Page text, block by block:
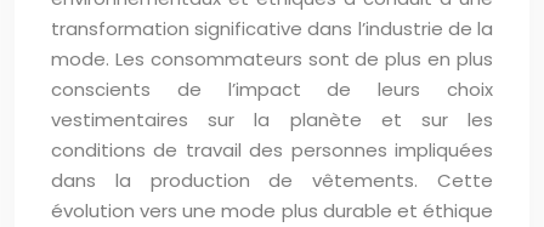
transformation significative dans l’industrie de la
mode. Les consommateurs sont de plus en plus
conscients de l’impact de leurs choix
vestimentaires sur la planète et sur les
conditions de travail des personnes impliquées
dans la production de vêtements. Cette
évolution vers une mode plus durable et éthique